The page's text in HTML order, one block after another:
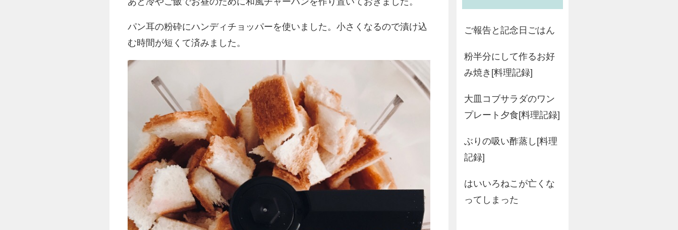
パン耳の粉砕にハンディチョッパーを使いました。小さくなるので漬け込
む時間が短くて済みました。
ご報告と記念日ごはん
粉半分にして作るお好
み焼き[料理記録]
大皿コブサラダのワン
プレート夕食[料理記録]
ぶりの吸い酢蒸し[料理
記録]
はいいろねこが亡くな
ってしまった